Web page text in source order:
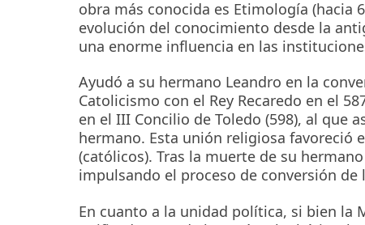
obra más conocida es Etimología (hacia
evolución del conocimiento desde la
una enorme influencia en las
Ayudó a su hermano Leandro en la
Catolicismo con el Rey Recaredo en el
en el III Concilio de Toledo (598), al que
hermano. Esta unión religiosa favoreció
(católicos). Tras la muerte de su
impulsando el proceso de conversión
En cuanto a la unidad política, si bien la